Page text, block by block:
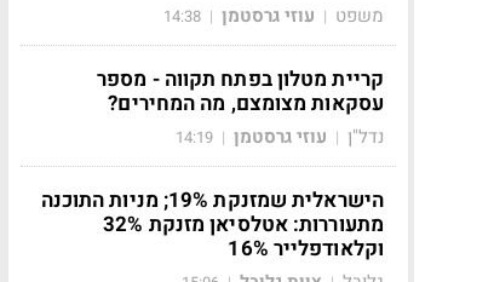
משפט | עוזי גרסטמן |
14:38
קריית מטלון בפתח תקווה - מספר
עסקאות מצומצם, מה המחירים?
נדל"ן | עוזי גרסטמן |
14:19
הישראלית שמזנקת 19%; מניות התוכנה
מתעוררות: אטלסיאן מזנקת 32%
וקלאודפלייר 16%